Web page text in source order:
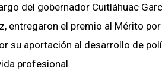
del gobernador Cuitláhuac
entregaron el premio al Mérito por
su aportación al desarrollo de
profesional.